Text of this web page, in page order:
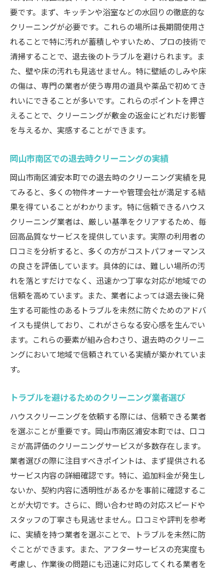
要です。まず、キッチンや浴室などの水回りの徹底的な
クリーニングが必要です。これらの場所は長期間使用さ
れることで特に汚れが蓄積しやすいため、プロの技術で
清掃することで、退去後のトラブルを避けられます。ま
た、壁や床の汚れも見逃せません。特に壁紙のしみや床
の傷は、専門の業者が使う専用の道具や薬品で初めてき
れいにできることが多いです。これらのポイントを押さ
えることで、クリーニングが敷金の返金にどれだけ影響
を与えるか、実感することができます。
岡山市南区での退去時クリーニングの実績
岡山市南区浦安本町での退去時のクリーニング実績を見
てみると、多くの物件オーナーや管理会社が満足する結
果を得ていることがわかります。特に信頼できるハウス
クリーニング業者は、厳しい基準をクリアするため、毎
回高品質なサービスを提供しています。実際の利用者の
口コミを分析すると、多くの方がコストパフォーマンス
の良さを評価しています。具体的には、難しい場所の汚
れを落とすだけでなく、迅速かつ丁寧な対応が地域での
信頼を高めています。また、業者によっては退去後に発
生する可能性のあるトラブルを未然に防ぐためのアドバ
イスも提供しており、これがさらなる安心感を生んでい
ます。これらの要素が組み合わさり、退去時のクリーニ
ングにおいて地域で信頼されている実績が築かれていま
す。
トラブルを避けるためのクリーニング業者選び
ハウスクリーニングを依頼する際には、信頼できる業者
を選ぶことが重要です。岡山市南区浦安本町では、口コ
ミが高評価のクリーニングサービスが多数存在します。
業者選びの際に注目すべきポイントは、まず提供される
サービス内容の詳細確認です。特に、追加料金が発生し
ないか、契約内容に透明性があるかを事前に確認するこ
とが大切です。さらに、問い合わせ時の対応スピードや
スタッフの丁寧さも見逃せません。口コミや評判を参考
に、実績を持つ業者を選ぶことで、トラブルを未然に防
ぐことができます。また、アフターサービスの充実度も
考慮し、作業後の問題にも迅速に対応してくれる業者を